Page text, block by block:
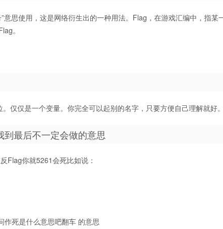
意思使用，这是网络衍生出的一种用法。Flag，在游戏汇编中，指某
。
仅仅是一个变量。你完全可以起别的名字，只要方便自己理解就好
最后不一定会做的意思
Flag你就5261会死比如说：
作死是什么意思吧翻车 的意思